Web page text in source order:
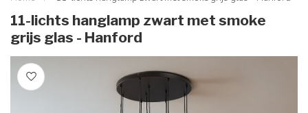
11-lichts hanglamp zwart met smoke
grijs glas - Hanford